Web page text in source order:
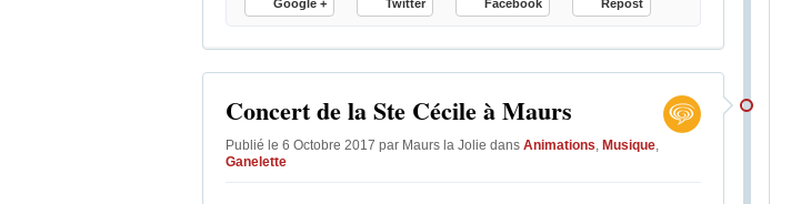
Google + Twitter Facebook Repost
Concert de la Ste Cécile à Maurs
Publié le 6 Octobre 2017 par Maurs la Jolie dans Animations, Musique,
Ganelette